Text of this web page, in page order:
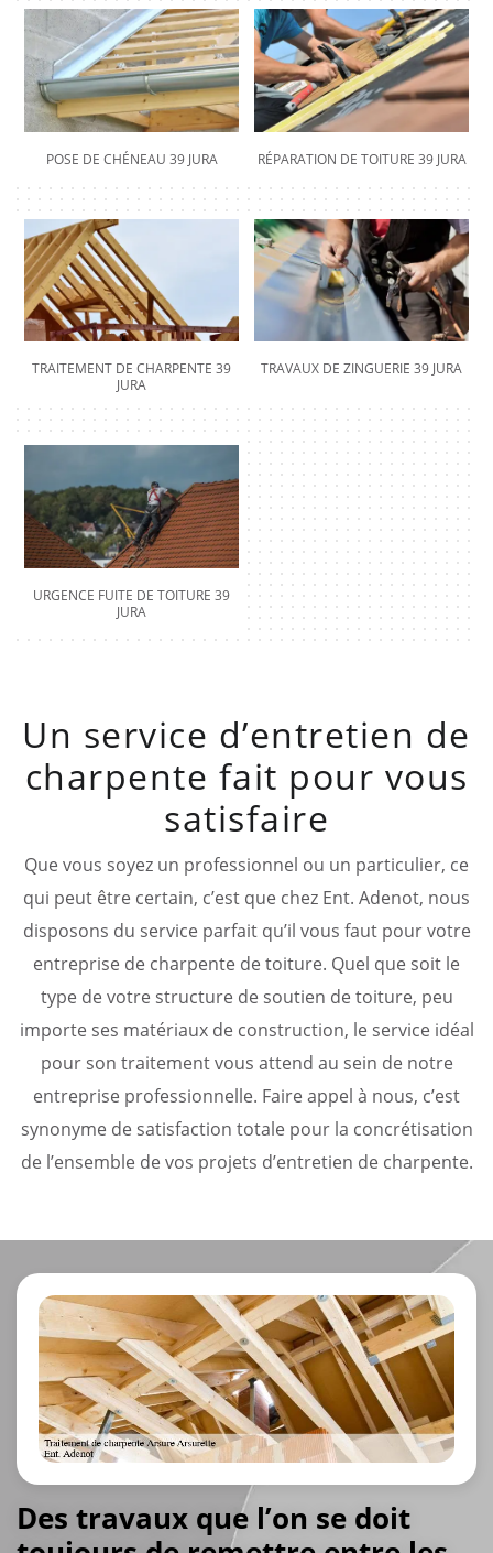
POSE DE CHÉNEAU 39 JURA RÉPARATION DE TOITURE 39 JURA
TRAITEMENT DE CHARPENTE 39
JURA
TRAVAUX DE ZINGUERIE 39 JURA
URGENCE FUITE DE TOITURE 39
JURA
Un service d’entretien de
charpente fait pour vous
satisfaire
Que vous soyez un professionnel ou un particulier, ce
qui peut être certain, c’est que chez Ent. Adenot, nous
disposons du service parfait qu’il vous faut pour votre
entreprise de charpente de toiture. Quel que soit le
type de votre structure de soutien de toiture, peu
importe ses matériaux de construction, le service idéal
pour son traitement vous attend au sein de notre
entreprise professionnelle. Faire appel à nous, c’est
synonyme de satisfaction totale pour la concrétisation
de l’ensemble de vos projets d’entretien de charpente.
Des travaux que l’on se doit